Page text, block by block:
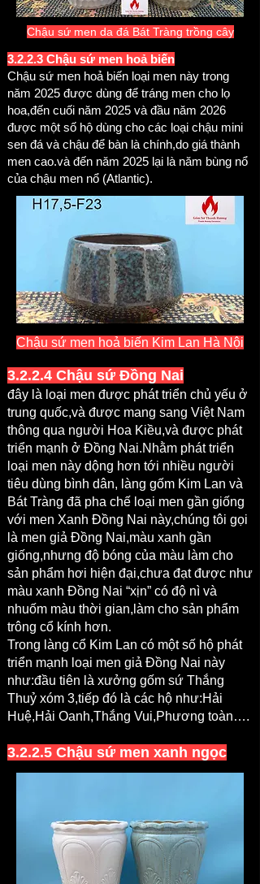
Chậu sứ men da đá Bát Tràng trồng cây
3.2.2.3 Chậu sứ men hoả biến
Chậu sứ men hoả biến loại men này trong
năm 2025 được dùng để tráng men cho lọ
hoa,đến cuối năm 2025 và đầu năm 2026
được một số hộ dùng cho các loại chậu mini
sen đá và chậu để bàn là chính,do giá thành
men cao.và đến năm 2025 lại là năm bùng nổ
của chậu men nổ (Atlantic).
Chậu sứ men hoả biến Kim Lan Hà Nội
3.2.2.4 Chậu sứ Đồng Nai
đây là loại men được phát triển chủ yếu ở
trung quốc,và được mang sang Việt Nam
thông qua người Hoa Kiều,và được phát
triển mạnh ở Đồng Nai.Nhằm phát triển
loại men này dộng hơn tới nhiều người
tiêu dùng bình dân, làng gốm Kim Lan và
Bát Tràng đã pha chế loại men gần giống
với men Xanh Đồng Nai này,chúng tôi gọi
là men giả Đồng Nai,màu xanh gần
giống,nhưng độ bóng của màu làm cho
sản phẩm hơi hiện đại,chưa đạt được như
màu xanh Đồng Nai “xịn” có độ nì và
nhuốm màu thời gian,làm cho sản phẩm
trông cổ kính hơn.
Trong làng cổ Kim Lan có một số hộ phát
triển mạnh loại men giả Đồng Nai này
như:đầu tiên là xưởng gốm sứ Thắng
Thuỷ xóm 3,tiếp đó là các hộ như:Hải
Huệ,Hải Oanh,Thắng Vui,Phương toàn….
3.2.2.5 Chậu sứ men xanh ngọc